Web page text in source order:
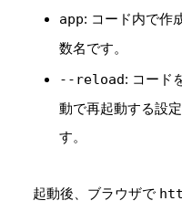
app: コード内で作
数名です。
--reload: コード
動で再起動する設
す。
起動後、ブラウザで